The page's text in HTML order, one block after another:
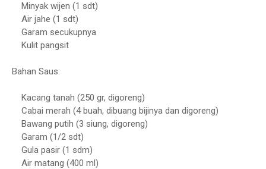
Minyak wijen (1 sdt)
Air jahe (1 sdt)
Garam secukupnya
Kulit pangsit
Bahan Saus:
Kacang tanah (250 gr, digoreng)
Cabai merah (4 buah, dibuang bijinya dan digoreng)
Bawang putih (3 siung, digoreng)
Garam (1/2 sdt)
Gula pasir (1 sdm)
Air matang (400 ml)